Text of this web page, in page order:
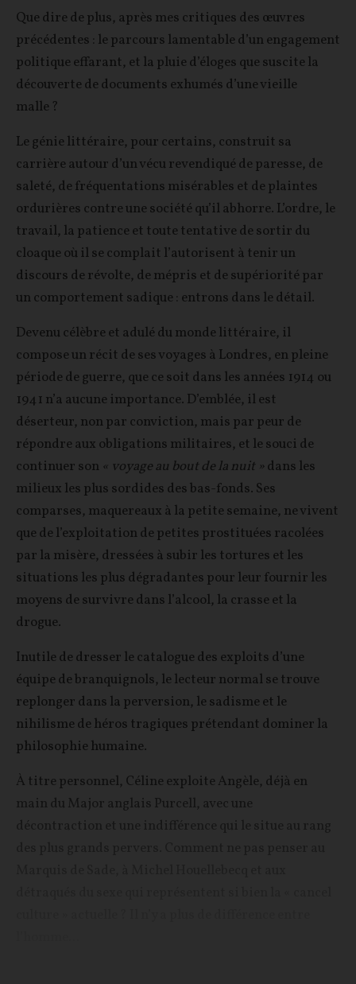
Que dire de plus, après mes critiques des œuvres
précédentes : le parcours lamentable d’un engagement
politique effarant, et la pluie d’éloges que suscite la
découverte de documents exhumés d’une vieille
malle ?
Le génie littéraire, pour certains, construit sa
carrière autour d’un vécu revendiqué de paresse, de
saleté, de fréquentations misérables et de plaintes
ordurières contre une société qu’il abhorre. L’ordre, le
travail, la patience et toute tentative de sortir du
cloaque où il se complait l’autorisent à tenir un
discours de révolte, de mépris et de supériorité par
un comportement sadique : entrons dans le détail.
Devenu célèbre et adulé du monde littéraire, il
compose un récit de ses voyages à Londres, en pleine
période de guerre, que ce soit dans les années 1914 ou
1941 n’a aucune importance. D’emblée, il est
déserteur, non par conviction, mais par peur de
répondre aux obligations militaires, et le souci de
continuer son « voyage au bout de la nuit »dans les
milieux les plus sordides des bas-fonds. Ses
comparses, maquereaux à la petite semaine, ne vivent
que de l’exploitation de petites prostituées racolées
par la misère, dressées à subir les tortures et les
situations les plus dégradantes pour leur fournir les
moyens de survivre dans l’alcool, la crasse et la
drogue.
Inutile de dresser le catalogue des exploits d’une
équipe de branquignols, le lecteur normal se trouve
replonger dans la perversion, le sadisme et le
nihilisme de héros tragiques prétendant dominer la
philosophie humaine.
À titre personnel, Céline exploite Angèle, déjà en
main du Major anglais Purcell, avec une